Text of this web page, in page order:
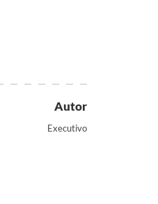
Autor
Executivo